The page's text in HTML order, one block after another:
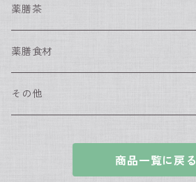
薬膳茶
春におすすめの薬膳茶
夏におすすめの薬膳茶
冬におすすめの薬膳茶
薬膳食材
薬膳食材（単品）
薬膳スィーツセット
その他
商品一覧に戻る